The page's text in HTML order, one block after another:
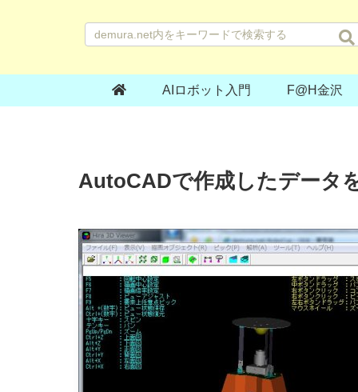
AIロボット入門 F@H金沢
AutoCADで作成したデータ